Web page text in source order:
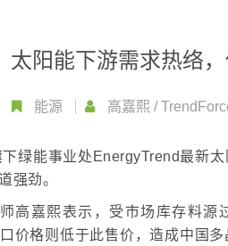
太阳能下游需求热络
能源 高嘉熙 /
绿能事业处EnergyTrend最新
强劲。
高嘉熙表示，受市场库存料
价格则低于此售价，造成中国